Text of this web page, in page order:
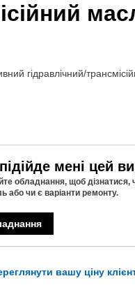
гідравлічний/
мені цей
обладнання, щоб дізнатися,
або чи є варіанти ремонту.
вашу ціну